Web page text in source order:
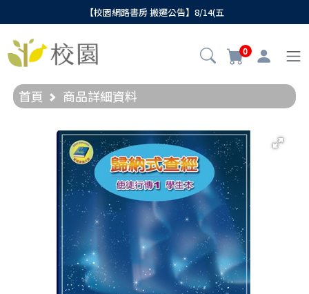
【校園網路書房 搬遷公告】8/14(五
0
首頁 商品詳細資料